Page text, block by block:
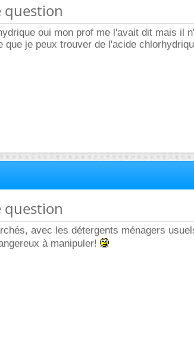
question
oui mon prof me l'avait dit mais il
je peux trouver de l'acide
question
avec les détergents ménagers
à manipuler!